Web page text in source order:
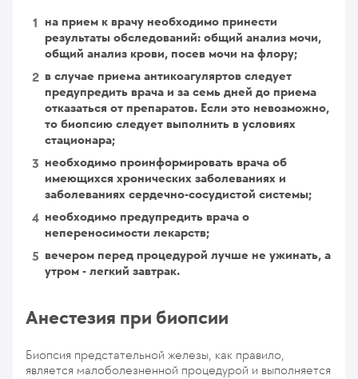
на прием к врачу необходимо принести
результаты обследований: общий анализ мочи,
общий анализ крови, посев мочи на флору;
в случае приема антикоагуляртов следует
предупредить врача и за семь дней до приема
отказаться от препаратов. Если это невозможно,
то биопсию следует выполнить в условиях
стационара;
необходимо проинформировать врача об
имеющихся хронических заболеваниях и
заболеваниях сердечно-сосудистой системы;
необходимо предупредить врача о
непереносимости лекарств;
вечером перед процедурой лучше не ужинать, а
утром - легкий завтрак.
Анестезия при биопсии
Биопсия предстательной железы, как правило,
является малоболезненной процедурой и выполняется